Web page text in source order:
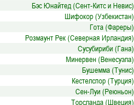
Бэс Юнайтед (Сент-Китс и Невис)
Шифокор (Узбекистан)
Гота (Фареры)
Розмаунт Рек (Северная Ирландия)
Сусубириби (Гана)
Минервен (Венесуэла)
Бушемма (Тунис)
Кестелспор (Турция)
Сен-Луи (Реюньон)
Торсланда (Швеция)